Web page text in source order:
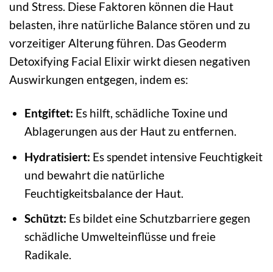
und Stress. Diese Faktoren können die Haut
belasten, ihre natürliche Balance stören und zu
vorzeitiger Alterung führen. Das Geoderm
Detoxifying Facial Elixir wirkt diesen negativen
Auswirkungen entgegen, indem es:
Entgiftet: Es hilft, schädliche Toxine und
Ablagerungen aus der Haut zu entfernen.
Hydratisiert: Es spendet intensive Feuchtigkeit
und bewahrt die natürliche
Feuchtigkeitsbalance der Haut.
Schützt: Es bildet eine Schutzbarriere gegen
schädliche Umwelteinflüsse und freie
Radikale.